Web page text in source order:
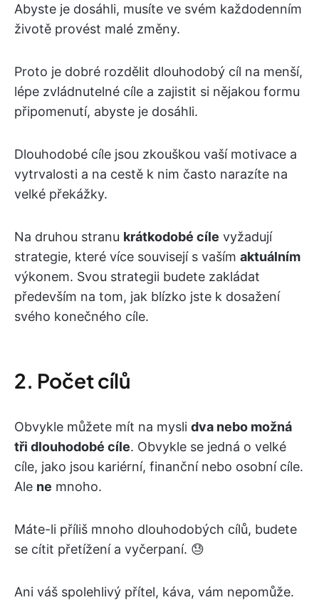
Abyste je dosáhli, musíte ve svém každodenním
životě provést malé změny.
Proto je dobré rozdělit dlouhodobý cíl na menší,
lépe zvládnutelné cíle a zajistit si nějakou formu
připomenutí, abyste je dosáhli.
Dlouhodobé cíle jsou zkouškou vaší motivace a
vytrvalosti a na cestě k nim často narazíte na
velké překážky.
Na druhou stranu krátkodobé cíle vyžadují
strategie, které více souvisejí s vaším aktuálním
výkonem. Svou strategii budete zakládat
především na tom, jak blízko jste k dosažení
svého konečného cíle.
2. Počet cílů
Obvykle můžete mít na mysli dva nebo možná
tři dlouhodobé cíle. Obvykle se jedná o velké
cíle, jako jsou kariérní, finanční nebo osobní cíle.
Ale ne mnoho.
Máte-li příliš mnoho dlouhodobých cílů, budete
se cítit přetížení a vyčerpaní. 😓
Ani váš spolehlivý přítel, káva, vám nepomůže.